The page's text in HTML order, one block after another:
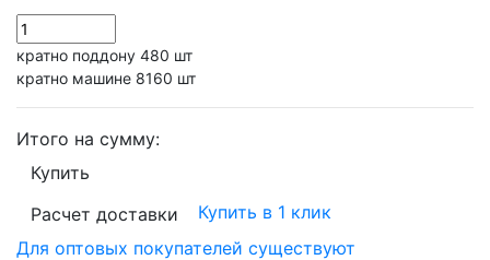
кратно поддону 480 шт
кратно машине 8160 шт
Итого на сумму:
Купить
Расчет доставки
Купить в 1 клик
Для оптовых покупателей существуют